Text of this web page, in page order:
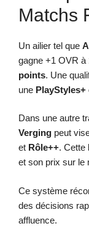
Matchs
Un ailier tel que
gagne +1 OVR à
points. Une
une PlayStyles+
Dans une autre
Verging peut
et Rôle++. Cette
et son prix sur le
Ce système
des décisions
affluence.